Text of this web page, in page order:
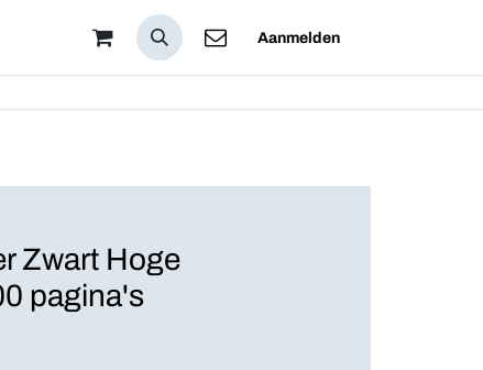
Aanmelden
Zwart Hoge
pagina's